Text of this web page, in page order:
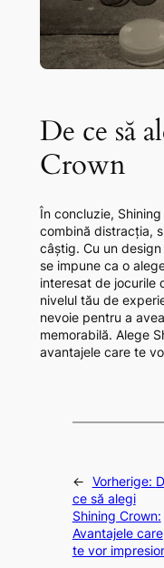
De ce să
Crown
În concluzie,
combină distracția,
câștig. Cu un
se impune ca o
interesat de jocurile
nivelul tău de
nevoie pentru a
memorabilă. Alege
avantajele care te
← Vorherige:
ce să alegi
Shining Crown:
Avantajele care
te vor